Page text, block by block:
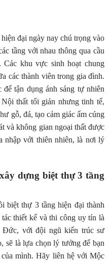
đại ngày nay chú trọng vào
tầng với nhau thông qua cầu
Các khu vực sinh hoạt chung
các thành viên trong gia đình.
tận dụng ánh sáng tự nhiên
thất tối giản nhưng tinh tế,
gỗ, đá, tạo cảm giác ấm cúng
và không gian ngoại thất được
nhập với thiên nhiên, là nơi lý
dựng biệt thự 3 tầng
biệt thự 3 tầng hiện đại thành
thiết kế và thi công uy tín là
Đức, với đội ngũ kiến trúc sư
sẽ là lựa chọn lý tưởng để bạn
mình. Hãy liên hệ với Mộc